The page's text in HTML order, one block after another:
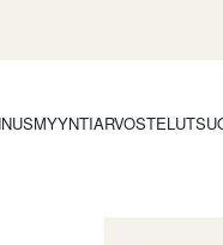
ARVOSTELUT